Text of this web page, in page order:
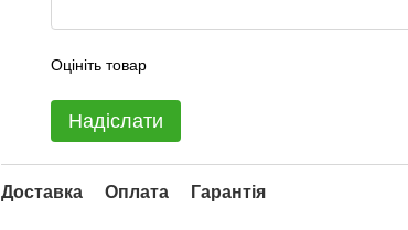
Оцініть товар
Надіслати
Доставка Оплата Гарантія